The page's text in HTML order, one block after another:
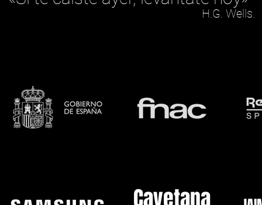
H.G. Wells.